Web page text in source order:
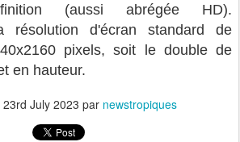
(aussi abrégée HD).
résolution d'écran standard de
pixels, soit le double de
en hauteur.
23rd July 2023 par newstropiques